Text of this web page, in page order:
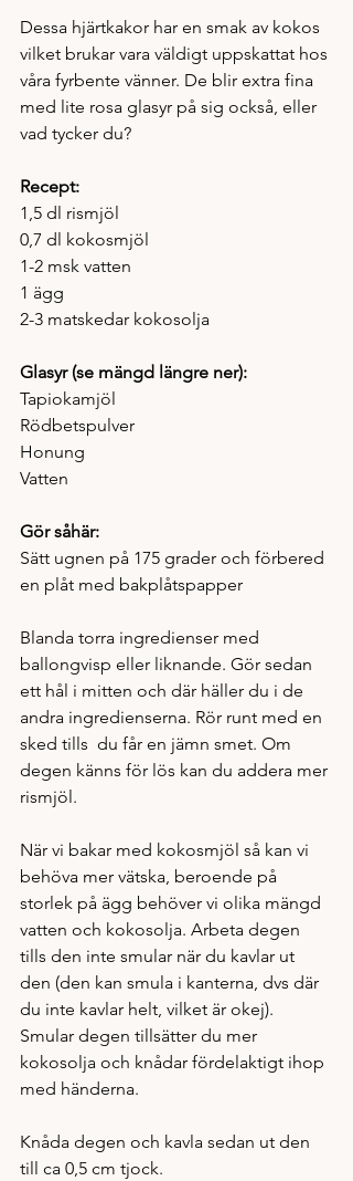
Dessa hjärtkakor har en smak av kokos
vilket brukar vara väldigt uppskattat hos
våra fyrbente vänner. De blir extra fina
med lite rosa glasyr på sig också, eller
vad tycker du?
Recept:
1,5 dl rismjöl
0,7 dl kokosmjöl
1-2 msk vatten
1 ägg
2-3 matskedar kokosolja
Glasyr (se mängd längre ner):
Tapiokamjöl
Rödbetspulver
Honung
Vatten
Gör såhär:
Sätt ugnen på 175 grader och förbered
en plåt med bakplåtspapper
Blanda torra ingredienser med
ballongvisp eller liknande. Gör sedan
ett hål i mitten och där häller du i de
andra ingredienserna. Rör runt med en
sked tills  du får en jämn smet. Om
degen känns för lös kan du addera mer
rismjöl.
När vi bakar med kokosmjöl så kan vi
behöva mer vätska, beroende på
storlek på ägg behöver vi olika mängd
vatten och kokosolja. Arbeta degen
tills den inte smular när du kavlar ut
den (den kan smula i kanterna, dvs där
du inte kavlar helt, vilket är okej).
Smular degen tillsätter du mer
kokosolja och knådar fördelaktigt ihop
med händerna.
Knåda degen och kavla sedan ut den
till ca 0,5 cm tjock.